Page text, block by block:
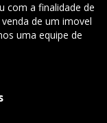
com a finalidade de
de um imovel
uma equipe de